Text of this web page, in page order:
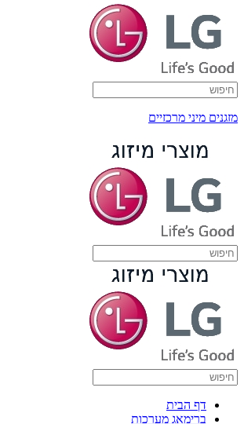
מזגנים מיני מרכזיים
דף הבית
ברימאג מערכות